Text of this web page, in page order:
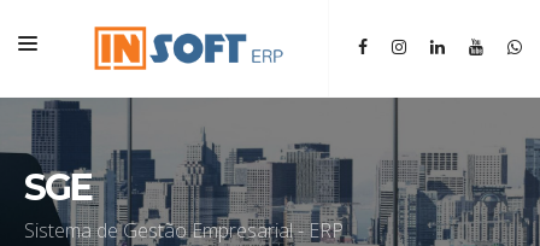
HOME
INSTITUCIONAL
SGE
Sistema de Gestão Empresarial - ERP